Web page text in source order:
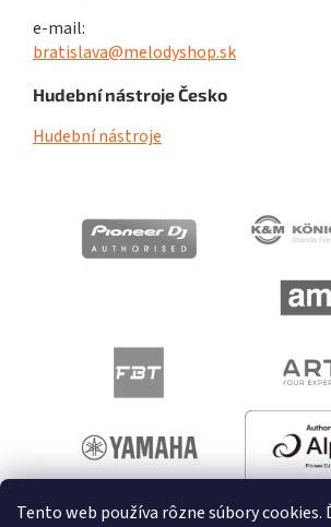
Tento web používa rôzne súbory cookies.
e-mail:
bratislava@melodyshop.sk
Hudební nástroje Česko
Hudební nástroje